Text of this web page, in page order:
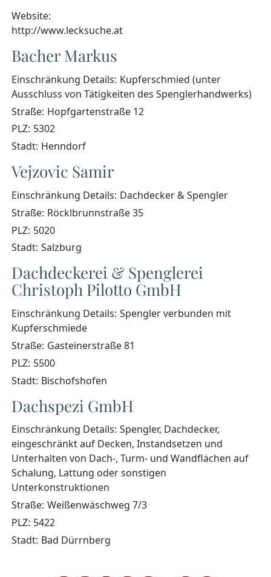
Website:
http://www.lecksuche.at
Bacher Markus
Einschränkung Details: Kupferschmied (unter
Ausschluss von Tätigkeiten des Spenglerhandwerks)
Straße: Hopfgartenstraße 12
PLZ: 5302
Stadt: Henndorf
Vejzovic Samir
Einschränkung Details: Dachdecker & Spengler
Straße: Röcklbrunnstraße 35
PLZ: 5020
Stadt: Salzburg
Dachdeckerei & Spenglerei
Christoph Pilotto GmbH
Einschränkung Details: Spengler verbunden mit
Kupferschmiede
Straße: Gasteinerstraße 81
PLZ: 5500
Stadt: Bischofshofen
Dachspezi GmbH
Einschränkung Details: Spengler, Dachdecker,
eingeschränkt auf Decken, Instandsetzen und
Unterhalten von Dach-, Turm- und Wandflächen auf
Schalung, Lattung oder sonstigen
Unterkonstruktionen
Straße: Weißenwäschweg 7/3
PLZ: 5422
Stadt: Bad Dürrnberg